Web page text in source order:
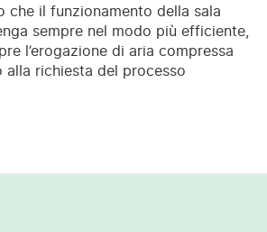
che il funzionamento della sala
sempre nel modo più efficiente,
l’erogazione di aria compressa
alla richiesta del processo